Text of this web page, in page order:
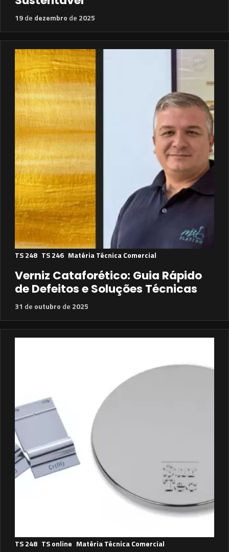
19de dezembro de 2025
TS 248 TS 246 Matéria Técnica Comercial
Verniz Cataforético: Guia Rápido
de Defeitos e Soluções Técnicas
31 de outubro de 2025
TS 248 TS online Matéria Técnica Comercial